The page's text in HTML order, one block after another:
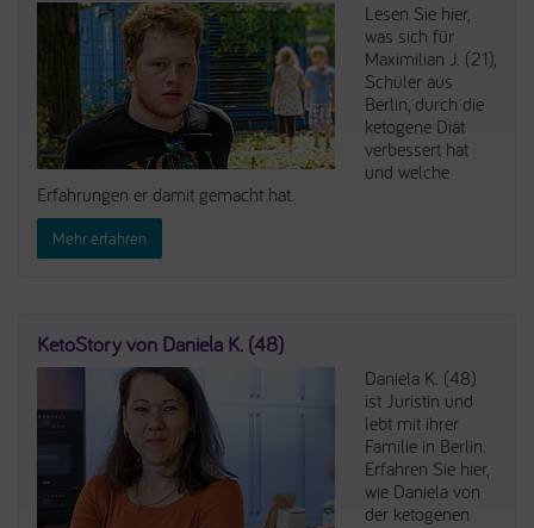
Lesen Sie hier,
was sich für
Maximilian J. (21),
Schüler aus
Berlin, durch die
ketogene Diät
verbessert hat
und welche
Erfahrungen er damit gemacht hat.
Mehr erfahren
KetoStory von Daniela K. (48)
Daniela K. (48)
ist Juristin und
lebt mit ihrer
Familie in Berlin.
Erfahren Sie hier,
wie Daniela von
der ketogenen